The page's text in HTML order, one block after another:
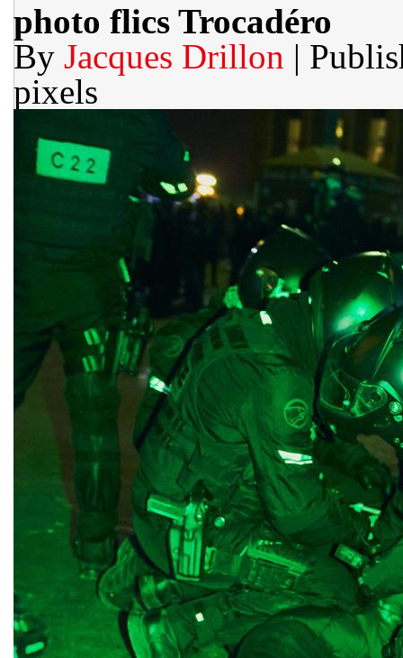
photo flics Trocadéro
By Jacques Drillon |
pixels